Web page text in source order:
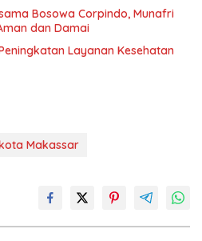
Bosowa Corpindo, Munafri
dan Damai
Layanan Kesehatan
Makassar